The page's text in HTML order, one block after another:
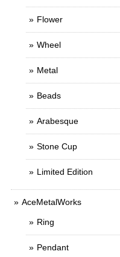
Flower
Wheel
Metal
Beads
Arabesque
Stone Cup
Limited Edition
AceMetalWorks
Ring
Pendant